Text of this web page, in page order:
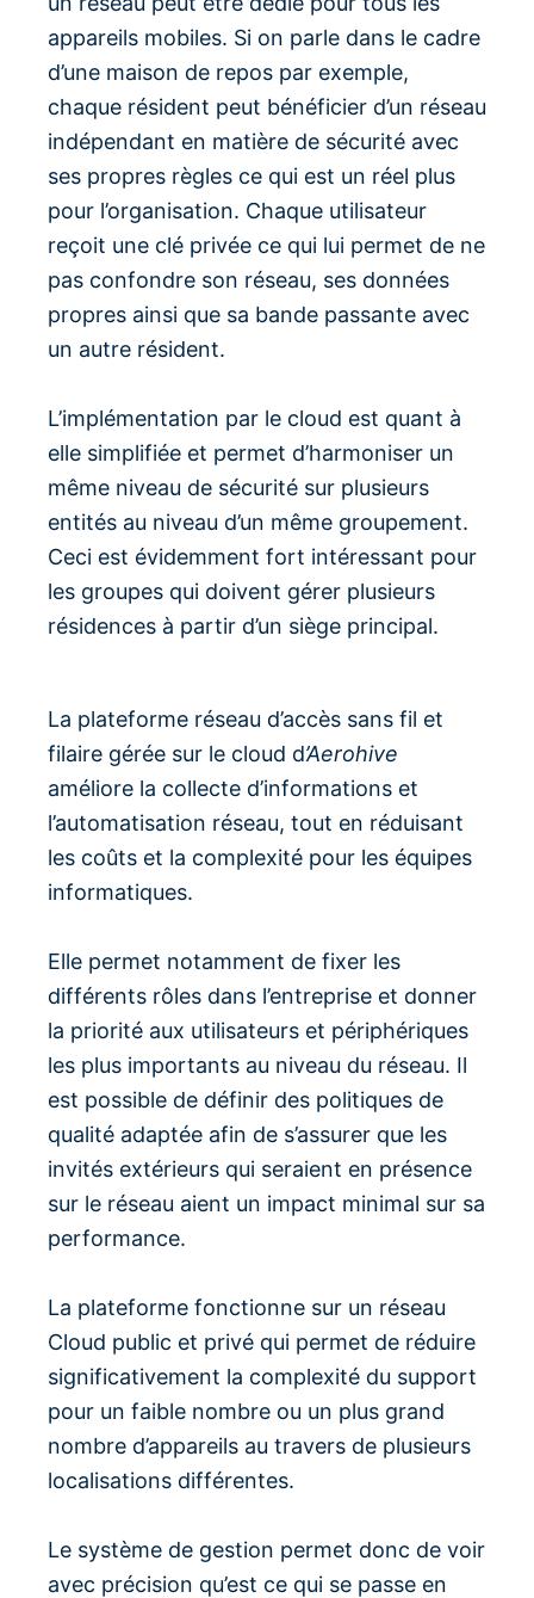
appareils mobiles. Si on parle dans le cadre
d’une maison de repos par exemple,
chaque résident peut bénéficier d’un réseau
indépendant en matière de sécurité avec
ses propres règles ce qui est un réel plus
pour l’organisation. Chaque utilisateur
reçoit une clé privée ce qui lui permet de ne
pas confondre son réseau, ses données
propres ainsi que sa bande passante avec
un autre résident.
L’implémentation par le cloud est quant à
elle simplifiée et permet d’harmoniser un
même niveau de sécurité sur plusieurs
entités au niveau d’un même groupement.
Ceci est évidemment fort intéressant pour
les groupes qui doivent gérer plusieurs
résidences à partir d’un siège principal.
La plateforme réseau d’accès sans fil et
filaire gérée sur le cloud d’Aerohive
améliore la collecte d’informations et
l’automatisation réseau, tout en réduisant
les coûts et la complexité pour les équipes
informatiques.
Elle permet notamment de fixer les
différents rôles dans l’entreprise et donner
la priorité aux utilisateurs et périphériques
les plus importants au niveau du réseau. Il
est possible de définir des politiques de
qualité adaptée afin de s’assurer que les
invités extérieurs qui seraient en présence
sur le réseau aient un impact minimal sur sa
performance.
La plateforme fonctionne sur un réseau
Cloud public et privé qui permet de réduire
significativement la complexité du support
pour un faible nombre ou un plus grand
nombre d’appareils au travers de plusieurs
localisations différentes.
Le système de gestion permet donc de voir
avec précision qu’est ce qui se passe en